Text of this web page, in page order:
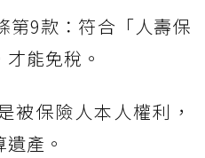
第9款：符合「人壽保
能免稅。
被保險人本人權利，
產。